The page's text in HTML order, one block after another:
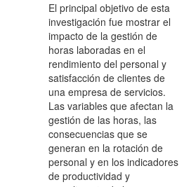
El principal objetivo de esta
investigación fue mostrar el
impacto de la gestión de
horas laboradas en el
rendimiento del personal y
satisfacción de clientes de
una empresa de servicios.
Las variables que afectan la
gestión de las horas, las
consecuencias que se
generan en la rotación de
personal y en los indicadores
de productividad y